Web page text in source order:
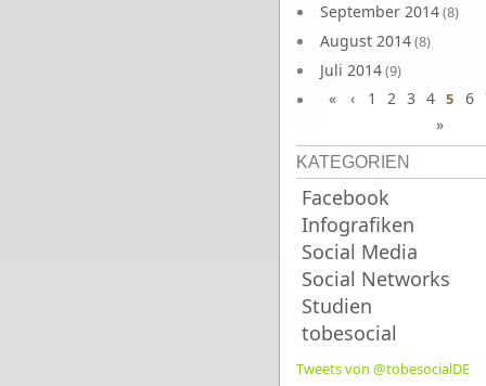
September 2014(8)
August 2014(8)
Juli 2014(9)
Juni 2014(8)
« ‹ 1 2 3 4 5 6
»
KATEGORIEN
Facebook
Infografiken
Social Media
Social Networks
Studien
tobesocial
Tweets von @tobesocialDE